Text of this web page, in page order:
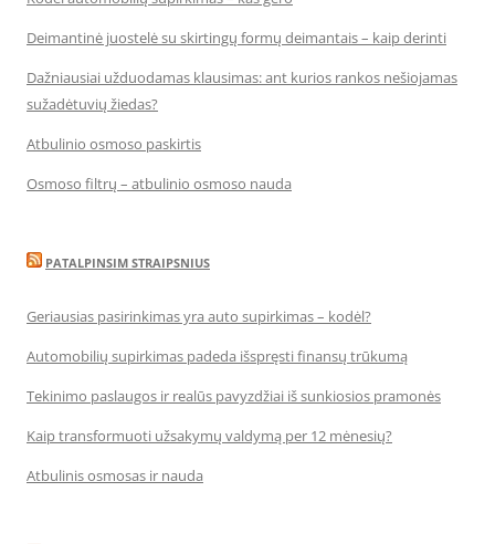
Deimantinė juostelė su skirtingų formų deimantais – kaip derinti
Dažniausiai užduodamas klausimas: ant kurios rankos nešiojamas
sužadėtuvių žiedas?
Atbulinio osmoso paskirtis
Osmoso filtrų – atbulinio osmoso nauda
PATALPINSIM STRAIPSNIUS
Geriausias pasirinkimas yra auto supirkimas – kodėl?
Automobilių supirkimas padeda išspręsti finansų trūkumą
Tekinimo paslaugos ir realūs pavyzdžiai iš sunkiosios pramonės
Kaip transformuoti užsakymų valdymą per 12 mėnesių?
Atbulinis osmosas ir nauda